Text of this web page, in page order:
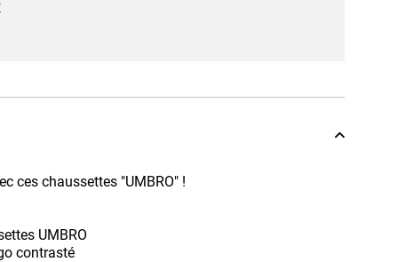
ces chaussettes "UMBRO" !
UMBRO
contrasté